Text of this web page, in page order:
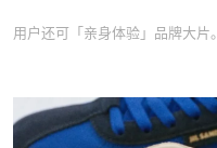
用户还可「亲身体验」‌品牌大片。